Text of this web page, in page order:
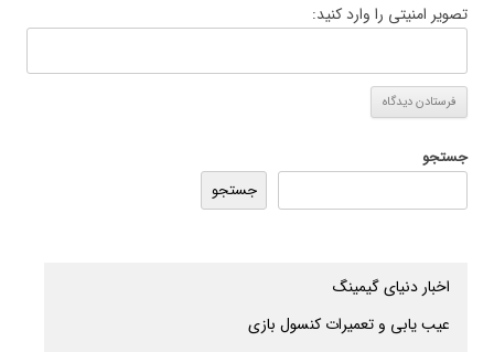
تصویر امنیتی را وارد کنید:
جستجو
جستجو
اخبار دنیای گیمینگ
عیب یابی و تعمیرات کنسول بازی